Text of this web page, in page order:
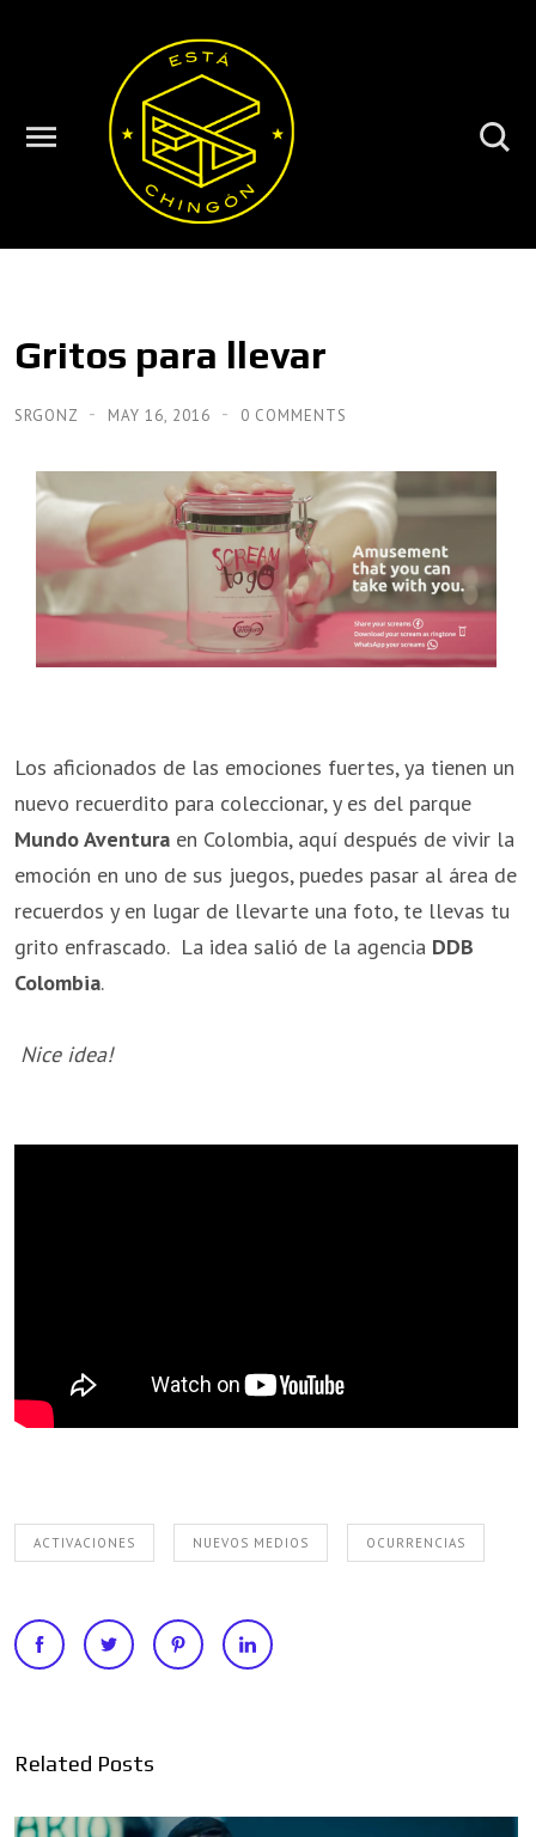
Gritos para llevar
SRGONZ MAY 16, 2016 0 COMMENTS
Los aficionados de las emociones fuertes, ya tienen un
nuevo recuerdito para coleccionar, y es del parque
Mundo Aventura en Colombia, aquí después de vivir la
emoción en uno de sus juegos, puedes pasar al área de
recuerdos y en lugar de llevarte una foto, te llevas tu
grito enfrascado. La idea salió de la agencia DDB
Colombia.
Nice idea!
ACTIVACIONES NUEVOS MEDIOS OCURRENCIAS
Related Posts